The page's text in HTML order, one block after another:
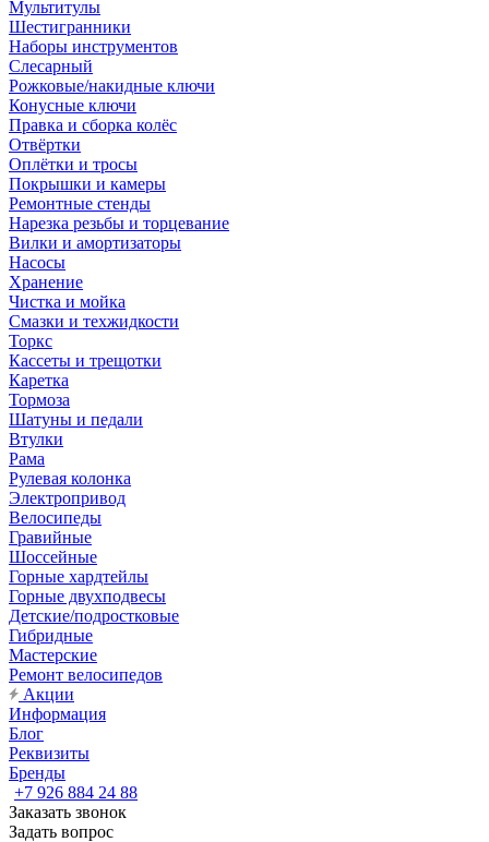
Мультитулы
Шестигранники
Наборы инструментов
Слесарный
Рожковые/накидные ключи
Конусные ключи
Правка и сборка колёс
Отвёртки
Оплётки и тросы
Покрышки и камеры
Ремонтные стенды
Нарезка резьбы и торцевание
Вилки и амортизаторы
Насосы
Хранение
Чистка и мойка
Смазки и техжидкости
Торкс
Кассеты и трещотки
Каретка
Тормоза
Шатуны и педали
Втулки
Рама
Рулевая колонка
Электропривод
Велосипеды
Гравийные
Шоссейные
Горные хардтейлы
Горные двухподвесы
Детские/подростковые
Гибридные
Мастерские
Ремонт велосипедов
Акции
Информация
Блог
Реквизиты
Бренды
+7 926 884 24 88
Заказать звонок
Задать вопрос